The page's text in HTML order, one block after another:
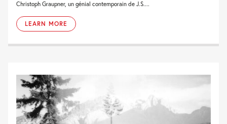
Christoph Graupner, un génial contemporain de J.S....
LEARN MORE